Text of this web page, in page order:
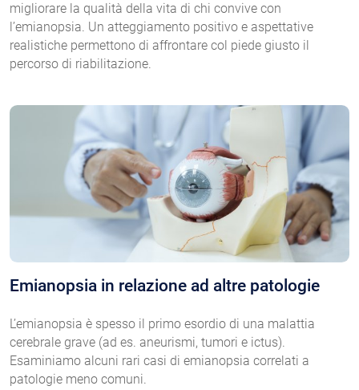
migliorare la qualità della vita di chi convive con
l’emianopsia. Un atteggiamento positivo e aspettative
realistiche permettono di affrontare col piede giusto il
percorso di riabilitazione.
Emianopsia in relazione ad altre patologie
L’emianopsia è spesso il primo esordio di una malattia
cerebrale grave (ad es. aneurismi, tumori e ictus).
Esaminiamo alcuni rari casi di emianopsia correlati a
patologie meno comuni.